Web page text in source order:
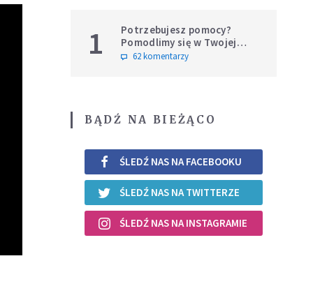
1
Potrzebujesz pomocy?
Pomodlimy się w Twojej
intencji
62 komentarzy
BĄDŹ NA BIEŻĄCO
ŚLEDŹ NAS NA FACEBOOKU
ŚLEDŹ NAS NA TWITTERZE
ŚLEDŹ NAS NA INSTAGRAMIE